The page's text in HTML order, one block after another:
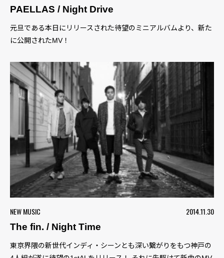
PAELLAS / Night Drive
元旦である本日にリリースされた待望のミニアルバムより、新た
に公開されたMV！
NEW MUSIC
2014.11.30
The fin. / Night Time
東京界隈の新世代インディ・シーンとも深い繋がりをもつ神戸の